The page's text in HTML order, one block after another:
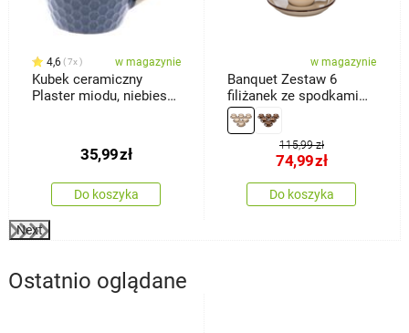
4,6 7x w magazynie
Kubek ceramiczny
Plaster miodu, niebieski,
35,99zł
Do koszyka
w magazynie
Banquet Zestaw 6
filiżanek ze spodkami
Palas 90 ml, kremowy
115,99 zł
74,99zł
Do koszyka
Next
Ostatnio oglądane